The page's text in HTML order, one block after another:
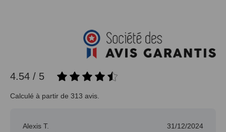
4.54 / 5
Calculé à partir de 313 avis.
Alexis T. 31/12/2024